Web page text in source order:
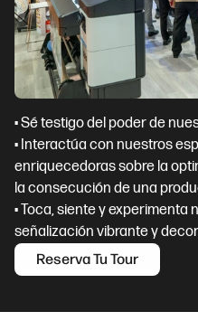
• Sé testigo del poder de
• Interactúa con nuestros
enriquecedoras sobre la
la consecución de una
• Toca, siente y
señalización vibrante y
Reserva Tu Tour